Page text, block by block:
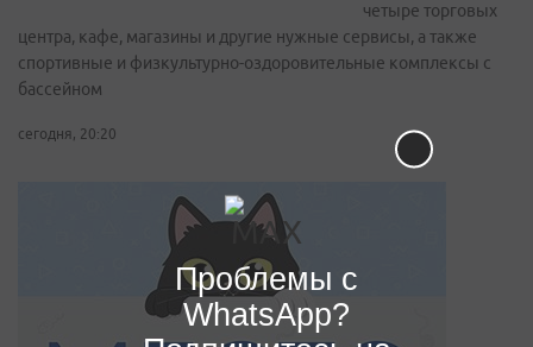
четыре торговых
центра, кафе, магазины и другие нужные сервисы, а также
спортивные и физкультурно-оздоровительные комплексы с
бассейном
сегодня, 20:20
Проблемы с
WhatsApp?